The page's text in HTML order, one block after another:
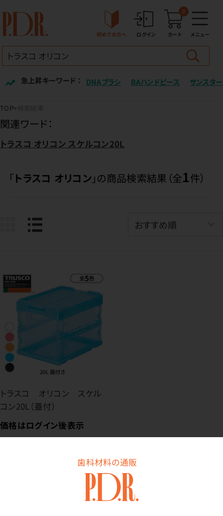
歯科材料の通販
初めての方へ ログイン カート
0
メニュー
急上昇キーワード ： DNAブラシ BAハンドピース サンスター
TOP
関連ワード：
トラスコ オリコン スケルコン20L
「トラスコ オリコン」の商品検索結果（全1件）
トラスコ オリコン スケル
コン20L（蓋付）
価格はログイン後表示
全 1商品